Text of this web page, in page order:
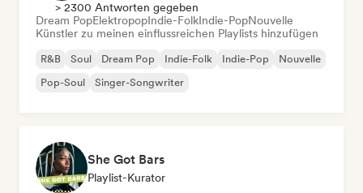
> 2300 Antworten gegeben
Dream PopElektropopIndie-FolkIndie-PopNouvelle
Künstler zu meinen einflussreichen Playlists hinzufügen
R&B Soul Dream Pop Indie-Folk Indie-Pop
Nouvelle
Pop-Soul
Singer-Songwriter
She Got Bars
Playlist-Kurator